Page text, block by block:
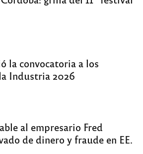
la convocatoria a los
Industria 2026
al empresario Fred
de dinero y fraude en EE.